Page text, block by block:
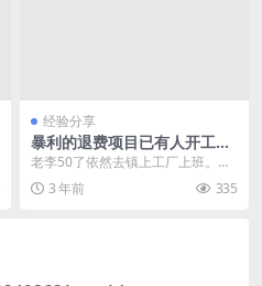
经验分享
暴利的退费项目已有人开工作
室
老李50了依然去镇上工厂上班。干
电气焊月工资7000-8000，平时舍
不得吃穿，...
3 年前 335